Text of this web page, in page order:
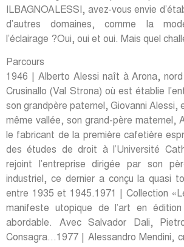
ILBAGNOALESSI, avez-vous envie
d’autres domaines, comme la
l’éclairage ?Oui, oui et oui. Mais quel
Parcours
1946 | Alberto Alessi naît à Arona, nord
Crusinallo (Val Strona) où est établie
son grandpère paternel, Giovanni Alessi,
même vallée, son grand-père maternel,
le fabricant de la première cafetière
des études de droit à l’Université
rejoint l’entreprise dirigée par son
industriel, ce dernier a conçu la quasi
entre 1935 et 1945.1971 | Collection
manifeste utopique de l’art en
abordable. Avec Salvador Dali,
Consagra…1977 | Alessandro Mendini,